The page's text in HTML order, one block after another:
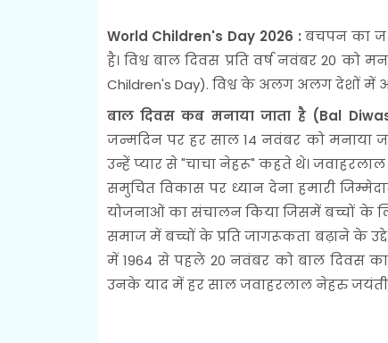
World Children's Day 2026 : बचपन का
है। विश्व बाल दिवस प्रति वर्ष नवंबर 20 को
Children's Day). विश्व के अलग अलग देशों में
बाल दिवस कब मनाया जाता है (Bal
जन्मदिन पर हर साल 14 नवंबर को मनाया
उन्हें प्यार से "चाचा नेहरू" कहते थे।
समुचित विकास पर ध्यान देना हमारी
योजनाओं का संचालन किया जिसमें बच्चों के
समाज में बच्चों के प्रति जागरूकता बढ़ाने के
में 1964 से पहले 20 नवंबर को बाल दिवस
उनके याद में हर साल जवाहरलाल नेहरु